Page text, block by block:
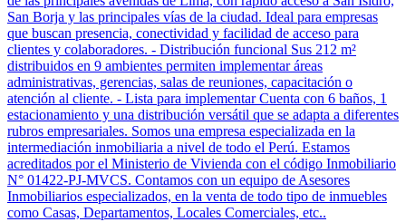
San Borja y las principales vías de la ciudad. Ideal para empresas
que buscan presencia, conectividad y facilidad de acceso para
clientes y colaboradores. - Distribución funcional Sus 212 m²
distribuidos en 9 ambientes permiten implementar áreas
administrativas, gerencias, salas de reuniones, capacitación o
atención al cliente. - Lista para implementar Cuenta con 6 baños, 1
estacionamiento y una distribución versátil que se adapta a diferentes
rubros empresariales. Somos una empresa especializada en la
intermediación inmobiliaria a nivel de todo el Perú. Estamos
acreditados por el Ministerio de Vivienda con el código Inmobiliario
N° 01422-PJ-MVCS. Contamos con un equipo de Asesores
Inmobiliarios especializados, en la venta de todo tipo de inmuebles
como Casas, Departamentos, Locales Comerciales, etc..